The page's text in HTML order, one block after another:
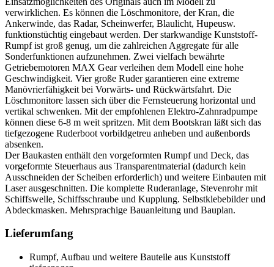
verwirklichen. Es können die Löschmonitore, der Kran, die
Ankerwinde, das Radar, Scheinwerfer, Blaulicht, Hupeusw.
funktionstüchtig eingebaut werden. Der starkwandige Kunststoff-
Rumpf ist groß genug, um die zahlreichen Aggregate für alle
Sonderfunktionen aufzunehmen. Zwei vielfach bewährte
Getriebemotoren MAX Gear verleihen dem Modell eine hohe
Geschwindigkeit. Vier große Ruder garantieren eine extreme
Manövrierfähigkeit bei Vorwärts- und Rückwärtsfahrt. Die
Löschmonitore lassen sich über die Fernsteuerung horizontal und
vertikal schwenken. Mit der empfohlenen Elektro-Zahnradpumpe
können diese 6-8 m weit spritzen. Mit dem Bootskran läßt sich das
tiefgezogene Ruderboot vorbildgetreu anheben und außenbords
absenken.
Der Baukasten enthält den vorgeformten Rumpf und Deck, das
vorgeformte Steuerhaus aus Transparentmaterial (dadurch kein
Ausschneiden der Scheiben erforderlich) und weitere Einbauten mit
Laser ausgeschnitten. Die komplette Ruderanlage, Stevenrohr mit
Schiffswelle, Schiffsschraube und Kupplung. Selbstklebebilder und
Abdeckmasken. Mehrsprachige Bauanleitung und Bauplan.
Lieferumfang
Rumpf, Aufbau und weitere Bauteile aus Kunststoff